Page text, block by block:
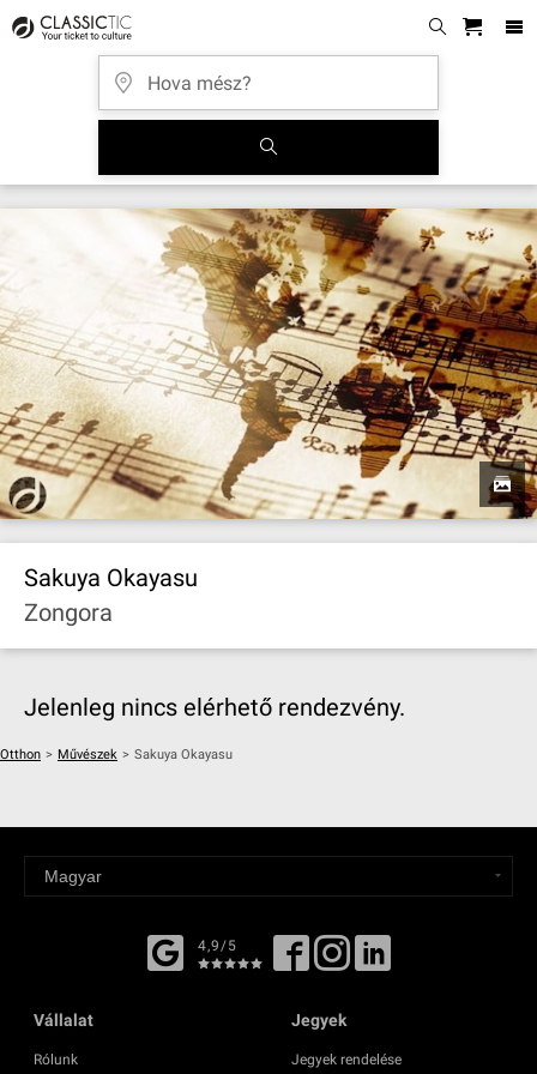
Sakuya Okayasu
Zongora
Jelenleg nincs elérhető rendezvény.
Otthon > Művészek > Sakuya Okayasu
4,9/5
Vállalat
Rólunk
Jegyek
Jegyek rendelése